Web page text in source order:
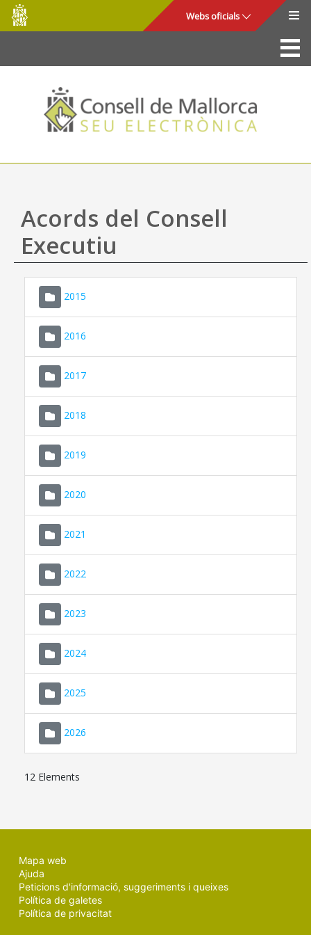
Salta al contingut principal
Consell
de
Mallorca
Webs oficials
La Seu
Consell de Mallorca
Accés i seguretat
Utilitats
Ajuda
Acords del Consell
Executiu
2015
2016
2017
2018
2019
2020
2021
2022
2023
2024
2025
2026
12 Elements
Mapa web
Ajuda
Peticions d'informació, suggeriments i queixes
Política de galetes
Política de privacitat